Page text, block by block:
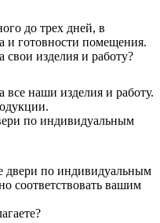
до трех дней, в
и готовности помещения.
свои изделия и работу?
наши изделия и работу.
по индивидуальным
двери по индивидуальным
соответствовать вашим